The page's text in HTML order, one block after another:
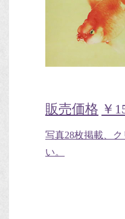
販売価格 ￥
写真28枚掲載、
い。